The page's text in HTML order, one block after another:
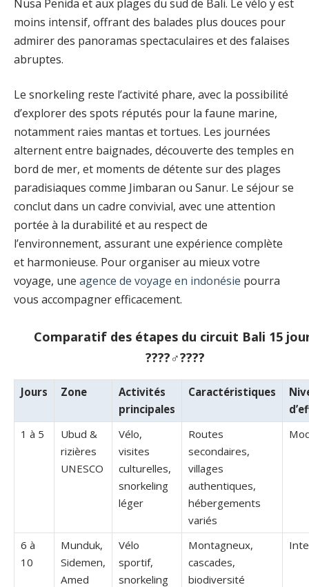
Nusa Penida et aux plages du sud de Bali. Le vélo y est
moins intensif, offrant des balades plus douces pour
admirer des panoramas spectaculaires et des falaises
abruptes.
Le snorkeling reste l’activité phare, avec la possibilité
d’explorer des spots réputés pour la faune marine,
notamment raies mantas et tortues. Les journées
alternent entre baignades, découverte des temples en
bord de mer, et moments de détente sur des plages
paradisiaques comme Jimbaran ou Sanur. Le séjour se
conclut dans un cadre convivial, avec une attention
portée à la durabilité et au respect de
l’environnement, assurant une expérience complète
et harmonieuse. Pour organiser au mieux votre
voyage, une agence de voyage en indonésie pourra
vous accompagner efficacement.
Comparatif des étapes du circuit Bali 15
????‍♂️????
Jours Zone
Activités
principales
Caractéristiques
1 à 5
Ubud &
rizières
UNESCO
Vélo,
visites
culturelles,
snorkeling
léger
Routes
secondaires,
villages
authentiques,
hébergements
variés
6 à
10
Munduk,
Sidemen,
Amed
Vélo
sportif,
snorkeling
Montagneux,
cascades,
biodiversité